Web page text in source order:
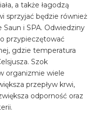
a także łagodzą
sprzyjać będzie również
i SPA. Odwiedziny
przypieczętować
gdzie temperatura
Szok
organizmie wiele
przepływ krwi,
odporność oraz